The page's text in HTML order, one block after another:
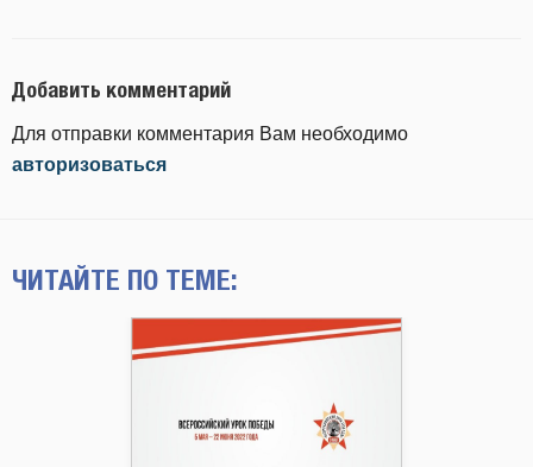
Добавить комментарий
Для отправки комментария Вам необходимо
авторизоваться
ЧИТАЙТЕ ПО ТЕМЕ: